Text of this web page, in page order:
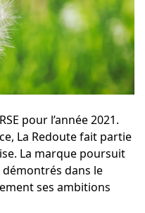
pour l’année 2021.
La Redoute fait partie
La marque poursuit
démontrés dans le
ses ambitions